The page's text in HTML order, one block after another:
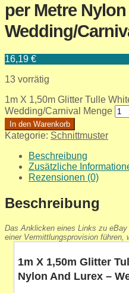
per Metre
Wedding/
16,19 €
13 vorrätig
1m X 1,50m Glitter Tulle
Wedding/Carnival Menge
In den Warenkorb
Kategorie: Schnittmuster
Beschreibung
Zusätzliche
Rezensionen (0)
Beschreibung
Das Anklicken eines Links zu
einer Vermittlungsprovision führen,
1m X 1,50m Glitter
Nylon And Lurex –